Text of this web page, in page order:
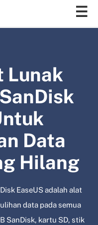
Lunak
Data
Hilang
EaseUS adalah alat
data pada semua
SanDisk, kartu SD, stik